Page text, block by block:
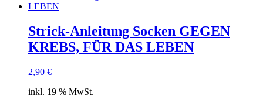
Strick-Anleitung Socken GEGEN
KREBS, FÜR DAS LEBEN
2,90 €
inkl. 19 % MwSt.